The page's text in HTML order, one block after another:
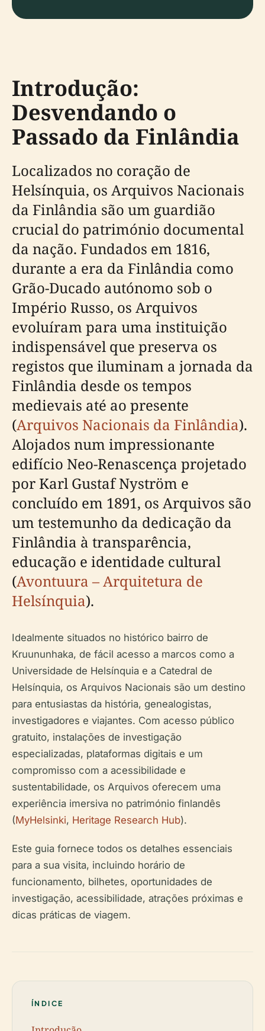
Introdução:
Desvendando o
Passado da Finlândia
Localizados no coração de
Helsínquia, os Arquivos Nacionais
da Finlândia são um guardião
crucial do património documental
da nação. Fundados em 1816,
durante a era da Finlândia como
Grão-Ducado autónomo sob o
Império Russo, os Arquivos
evoluíram para uma instituição
indispensável que preserva os
registos que iluminam a jornada da
Finlândia desde os tempos
medievais até ao presente
(Arquivos Nacionais da Finlândia).
Alojados num impressionante
edifício Neo-Renascença projetado
por Karl Gustaf Nyström e
concluído em 1891, os Arquivos são
um testemunho da dedicação da
Finlândia à transparência,
educação e identidade cultural
(Avontuura – Arquitetura de
Helsínquia).
Idealmente situados no histórico bairro de
Kruununhaka, de fácil acesso a marcos como a
Universidade de Helsínquia e a Catedral de
Helsínquia, os Arquivos Nacionais são um destino
para entusiastas da história, genealogistas,
investigadores e viajantes. Com acesso público
gratuito, instalações de investigação
especializadas, plataformas digitais e um
compromisso com a acessibilidade e
sustentabilidade, os Arquivos oferecem uma
experiência imersiva no património finlandês
(MyHelsinki, Heritage Research Hub).
Este guia fornece todos os detalhes essenciais
para a sua visita, incluindo horário de
funcionamento, bilhetes, oportunidades de
investigação, acessibilidade, atrações próximas e
dicas práticas de viagem.
ÍNDICE